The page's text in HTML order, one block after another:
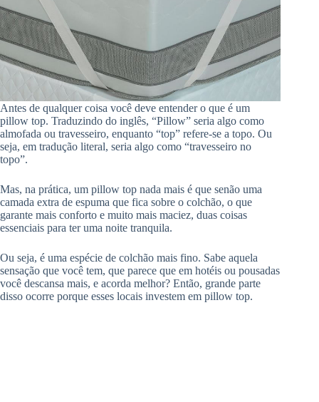
Antes de qualquer coisa você deve entender o que é um
pillow top. Traduzindo do inglês, “Pillow” seria algo como
almofada ou travesseiro, enquanto “top” refere-se a topo. Ou
seja, em tradução literal, seria algo como “travesseiro no
topo”.
Mas, na prática, um pillow top nada mais é que senão uma
camada extra de espuma que fica sobre o colchão, o que
garante mais conforto e muito mais maciez, duas coisas
essenciais para ter uma noite tranquila.
Ou seja, é uma espécie de colchão mais fino. Sabe aquela
sensação que você tem, que parece que em hotéis ou pousadas
você descansa mais, e acorda melhor? Então, grande parte
disso ocorre porque esses locais investem em pillow top.